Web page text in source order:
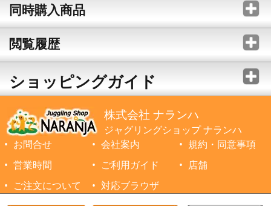
同時購入商品
閲覧履歴
ショッピングガイド
株式会社 ナランハ
ジャグリングショップ ナランハ
お問合せ
会社案内
規約・同意事項
営業時間
ご利用ガイド
店舗
ご注文について
対応ブラウザ
©1999-2026 NARANJA Inc. All Rights Reserved.